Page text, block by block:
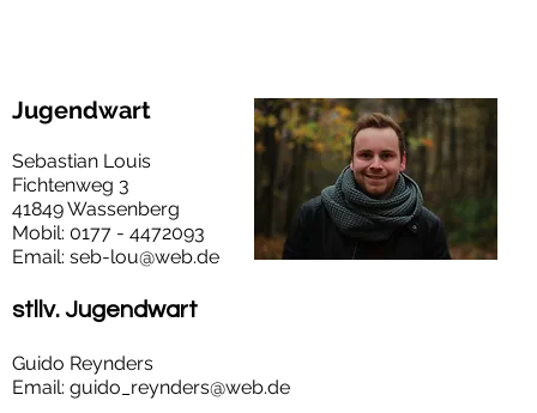
Jugendwart
Sebastian Louis
Fichtenweg 3
41849 Wassenberg
Mobil: 0177 - 4472093
Email: seb-lou@web.de
stllv. Jugendwart
Guido Reynders
Email: guido_reynders@web.de